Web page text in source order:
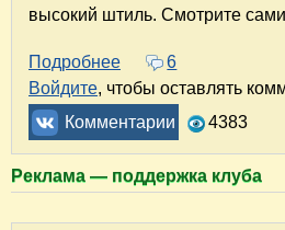
высокий штиль. Смотрите
Подробнее о Ресторан
6
Войдите, чтобы оставлять
Комментарии
4383
Реклама — поддержка клуба